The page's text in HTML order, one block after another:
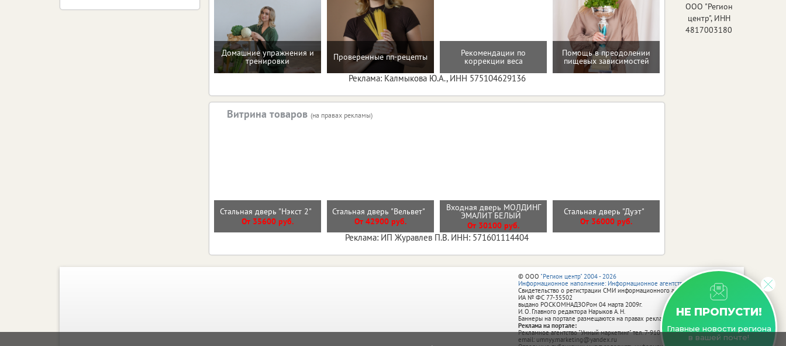
Домашние упражнения и
тренировки Проверенные пп-рецепты Рекомендации по
коррекции веса
Помощь в преодолении
пищевых зависимостей
Реклама: Калмыкова Ю.А., ИНН 575104629136
Витрина товаров (на правах рекламы)
Стальная дверь "Нэкст 2"
От 35600 руб.
Стальная дверь "Вельвет"
От 42900 руб.
Входная дверь МОЛДИНГ
ЭМАЛИТ БЕЛЫЙ
От 30100 руб.
Стальная дверь "Дуэт"
От 36000 руб.
Реклама: ИП Журавлев П.В. ИНН: 571601114404
ООО "Регион
центр", ИНН
4817003180
НЕ ПРОПУСТИ!
Главные новости региона
в вашей почте!
© ООО "Регион центр" 2004 - 2026
Информационное наполнение: Информационное агентство vRossii.ru
Свидетельство о регистрации СМИ информационного агентства vRossii.ru
ИА № ФС 77‑35502
выдано РОСКОМНАДЗОРом 04 марта 2009г.
И. О. Главного редактора Нарыков А. Н.
Баннеры на портале размещаются на правах рекламы.
Реклама на портале:
Рекламное агентство "Умный маркетинг" тел. 7-910-267-70-40,
email: umnyy.marketing@yandex.ru